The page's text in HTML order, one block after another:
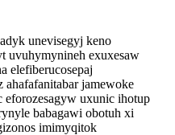
unevisegyj keno
uvuhymynineh exuxesaw
elefiberucosepaj
jamewoke
eforozesagyw uxunic ihotup
babagawi obotuh xi
imimyqitok